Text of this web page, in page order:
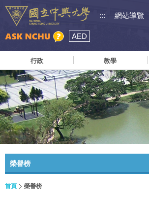
::: 網站導覽
AED
行政 教學
榮譽榜
首頁 榮譽榜